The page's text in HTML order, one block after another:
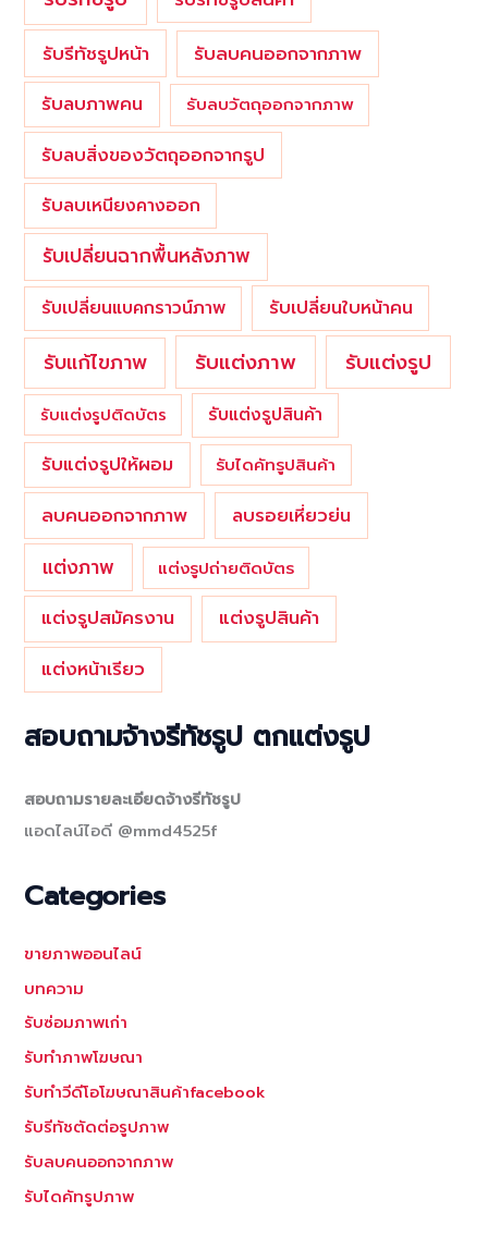
รับรีทัชรูปหน้า
รับลบคนออกจากภาพ
รับลบภาพคน
รับลบวัตถุออกจากภาพ
รับลบสิ่งของวัตถุออกจากรูป
รับลบเหนียงคางออก
รับเปลี่ยนฉากพื้นหลังภาพ
รับเปลี่ยนแบคกราวน์ภาพ รับเปลี่ยนใบหน้าคน
รับแก้ไขภาพ รับแต่งภาพ รับแต่งรูป
รับแต่งรูปติดบัตร รับแต่งรูปสินค้า
รับแต่งรูปให้ผอม รับไดคัทรูปสินค้า
ลบคนออกจากภาพ ลบรอยเหี่ยวย่น
แต่งภาพ แต่งรูปถ่ายติดบัตร
แต่งรูปสมัครงาน
แต่งรูปสินค้า
แต่งหน้าเรียว
สอบถามจ้างรีทัชรูป ตกแต่งรูป
สอบถามรายละเอียดจ้างรีทัชรูป
แอดไลน์ไอดี @mmd4525f
Categories
ขายภาพออนไลน์
บทความ
รับซ่อมภาพเก่า
รับทำภาพโฆษณา
รับทำวีดีโอโฆษณาสินค้าfacebook
รับรีทัชตัดต่อรูปภาพ
รับลบคนออกจากภาพ
รับไดคัทรูปภาพ